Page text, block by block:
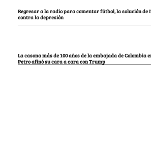
Regresar a la radio para comentar fútbol, la solución
contra la depresión
La casona más de 100 años de la embajada de Colombia
Petro afinó su cara a cara con Trump